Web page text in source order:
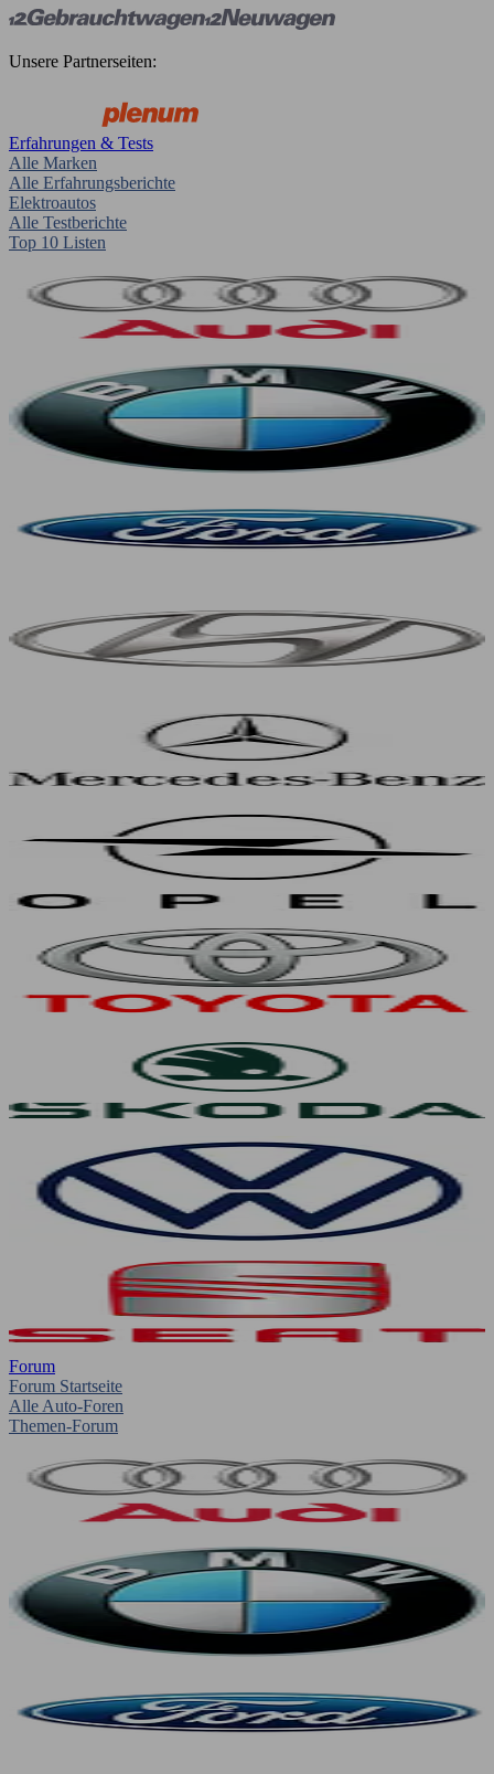
Unsere Partnerseiten:
Erfahrungen & Tests
Alle Marken
Alle Erfahrungsberichte
Elektroautos
Alle Testberichte
Top 10 Listen
Forum
Forum Startseite
Alle Auto-Foren
Themen-Forum